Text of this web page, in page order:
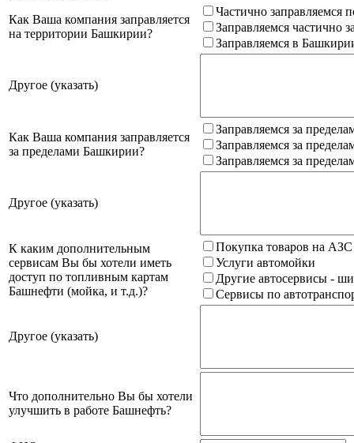
Как Ваша компания заправляется
на территории Башкирии?
Частично заправляемся
Заправляемся частично
Заправляемся в
Другое (указать)
Как Ваша компания заправляется
за пределами Башкирии?
Заправляемся за
Заправляемся за
Заправляемся за
Другое (указать)
К каким дополнительным
сервисам Вы бы хотели иметь
доступ по топливным картам
Башнефти (мойка, и т.д.)?
Покупка товаров на
Услуги автомойки
Другие автосервисы -
Сервисы по
Другое (указать)
Что дополнительно Вы бы хотели
улучшить в работе Башнефть?